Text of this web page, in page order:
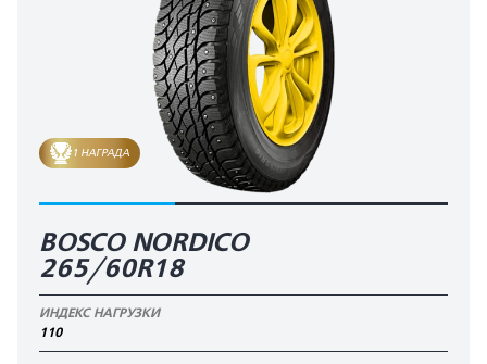
1 НАГРАДА
BOSCO NORDICO
265/60R18
ИНДЕКС НАГРУЗКИ
110